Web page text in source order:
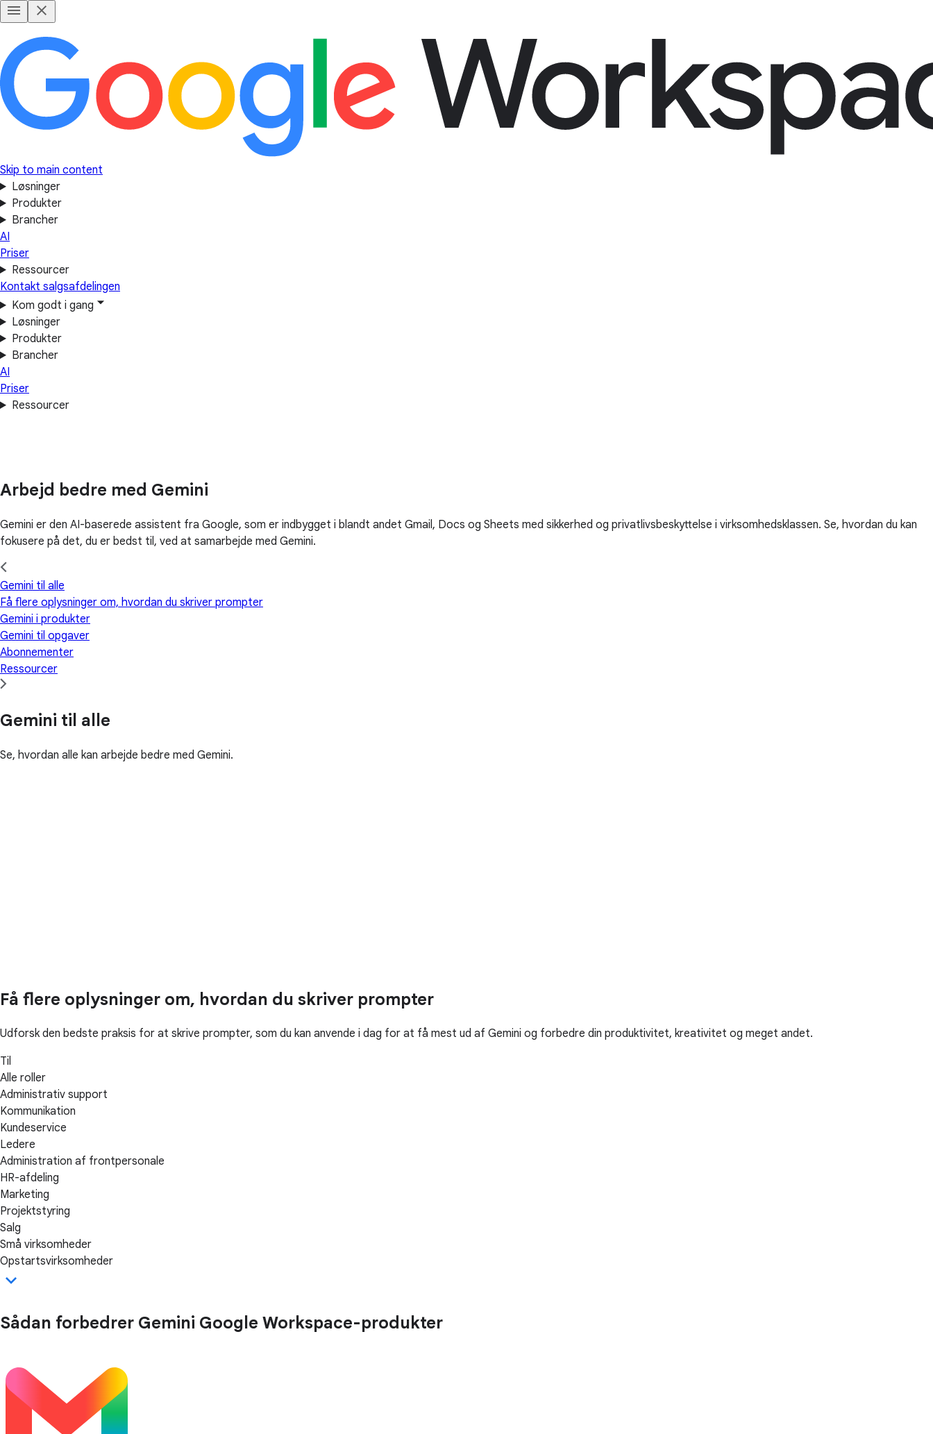
Skip to main content
Løsninger
Produkter
Brancher
AI
Priser
Ressourcer
Kontakt salgsafdelingen
Kom godt i gang
Løsninger
Produkter
Brancher
AI
Priser
Ressourcer
Arbejd bedre med Gemini
Gemini er den AI-baserede assistent fra Google, som er indbygget i blandt andet Gmail, Docs og Sheets med sikkerhed og privatlivsbeskyttelse i virksomhedsklassen. Se, hvordan du kan
fokusere på det, du er bedst til, ved at samarbejde med Gemini.
Gemini til alle
Få flere oplysninger om, hvordan du skriver prompter
Gemini i produkter
Gemini til opgaver
Abonnementer
Ressourcer
Gemini til alle
Se, hvordan alle kan arbejde bedre med Gemini.
Få flere oplysninger om, hvordan du skriver prompter
Udforsk den bedste praksis for at skrive prompter, som du kan anvende i dag for at få mest ud af Gemini og forbedre din produktivitet, kreativitet og meget andet.
Til
Alle roller
Administrativ support
Kommunikation
Kundeservice
Ledere
Administration af frontpersonale
HR-afdeling
Marketing
Projektstyring
Salg
Små virksomheder
Opstartsvirksomheder
Sådan forbedrer Gemini Google Workspace-produkter